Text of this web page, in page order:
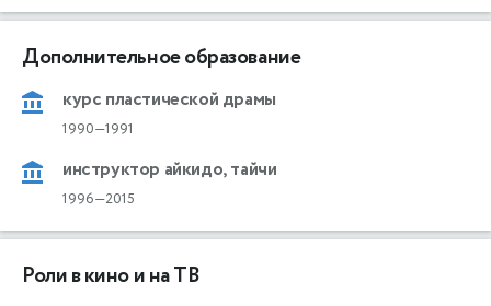
Дополнительное образование
курс пластической драмы
1990—1991
инструктор айкидо, тайчи
1996—2015
Роли в кино и на ТВ